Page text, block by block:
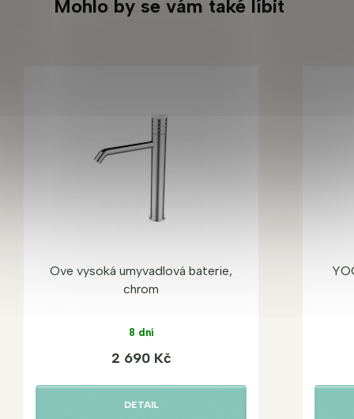
Mohlo by se vám také líbit
Ove vysoká umyvadlová baterie,
chrom
8 dní
2 690 Kč
DETAIL